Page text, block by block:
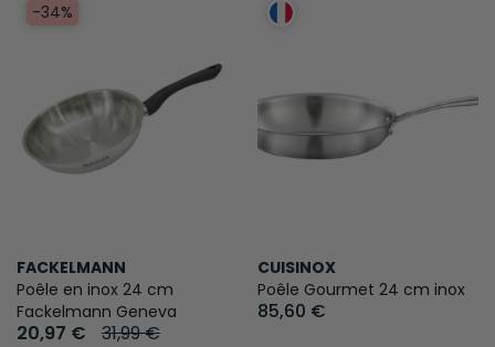
-34%
FACKELMANN
Poêle en inox 24 cm
Fackelmann Geneva
20,97 € 31,99 €
CUISINOX
Poêle Gourmet 24 cm inox
85,60 €